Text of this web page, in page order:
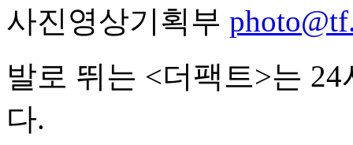
사진영상기획부
발로 뛰는 <더팩트>는
다.